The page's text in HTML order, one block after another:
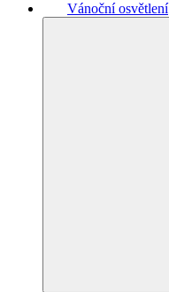
Vánoční osvětlení